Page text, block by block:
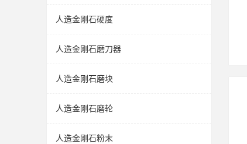
人造金刚石硬度
人造金刚石磨刀器
人造金刚石磨块
人造金刚石磨轮
人造金刚石粉末